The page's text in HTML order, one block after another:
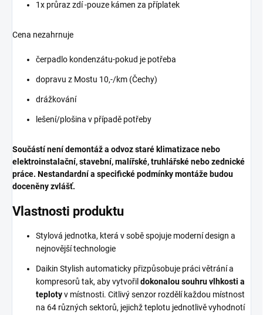
1x průraz zdí -pouze kámen za příplatek
Cena nezahrnuje
čerpadlo kondenzátu-pokud je potřeba
dopravu z Mostu 10,-/km (Čechy)
drážkování
lešení/plošina v případě potřeby
Součástí není demontáž a odvoz staré klimatizace nebo
elektroinstalační, stavební, malířské, truhlářské nebo zednické
práce. Nestandardní a specifické podmínky montáže budou
doceněny zvlášť.
Vlastnosti produktu
Stylová jednotka, která v sobě spojuje moderní design a
nejnovější technologie
Daikin Stylish automaticky přizpůsobuje práci větrání a
kompresorů tak, aby vytvořil dokonalou souhru vlhkosti a
teplotyv místnosti. Citlivý senzor rozdělí každou místnost
na 64 různých sektorů, jejichž teplotu jednotlivě vyhodnotí